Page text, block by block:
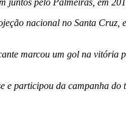
nacional no Santa
marcou um gol na
e participou da campanha